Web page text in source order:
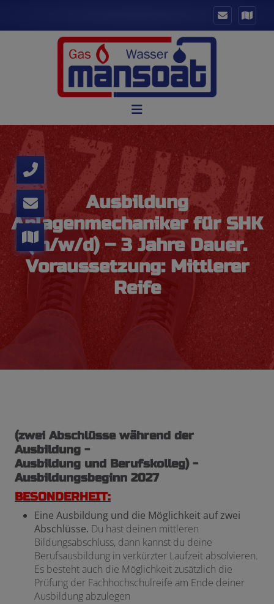
Ausbildung
Anlagenmechaniker für SHK
(m/w/d) – 3 Jahre Dauer.
Voraussetzung: Mittlerer
Reife
(zwei Abschlüsse während der
Ausbildung -
Ausbildung und Berufskolleg) -
Ausbildungsbeginn 2027
BESONDERHEIT:
Eine Ausbildung und die Möglichkeit auf zwei
Abschlüsse. Du hast deinen mittleren
Bildungsabschluss, dann kannst du deine
Berufsausbildung in verkürzter Laufzeit absolvieren.
Es besteht auch die Möglichkeit zusätzlich die
Prüfung der Fachhochschulreife am Ende deiner
Ausbildung abzulegen